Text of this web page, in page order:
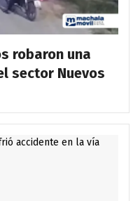
robaron una
sector Nuevos